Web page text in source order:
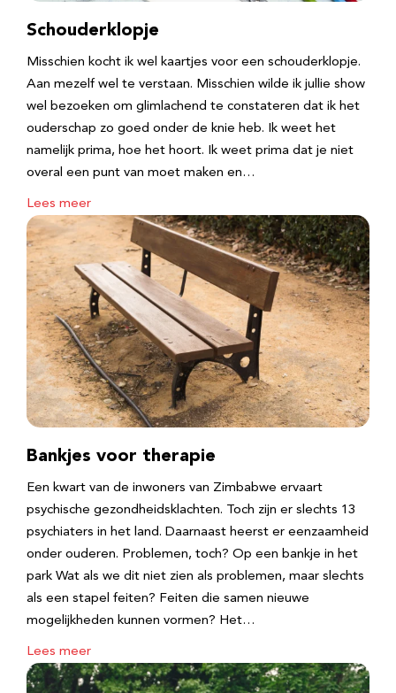
Schouderklopje
Misschien kocht ik wel kaartjes voor een schouderklopje.
Aan mezelf wel te verstaan. Misschien wilde ik jullie show
wel bezoeken om glimlachend te constateren dat ik het
ouderschap zo goed onder de knie heb. Ik weet het
namelijk prima, hoe het hoort. Ik weet prima dat je niet
overal een punt van moet maken en…
Lees meer
Bankjes voor therapie
Een kwart van de inwoners van Zimbabwe ervaart
psychische gezondheidsklachten. Toch zijn er slechts 13
psychiaters in het land. Daarnaast heerst er eenzaamheid
onder ouderen. Problemen, toch? Op een bankje in het
park Wat als we dit niet zien als problemen, maar slechts
als een stapel feiten? Feiten die samen nieuwe
mogelijkheden kunnen vormen? Het…
Lees meer